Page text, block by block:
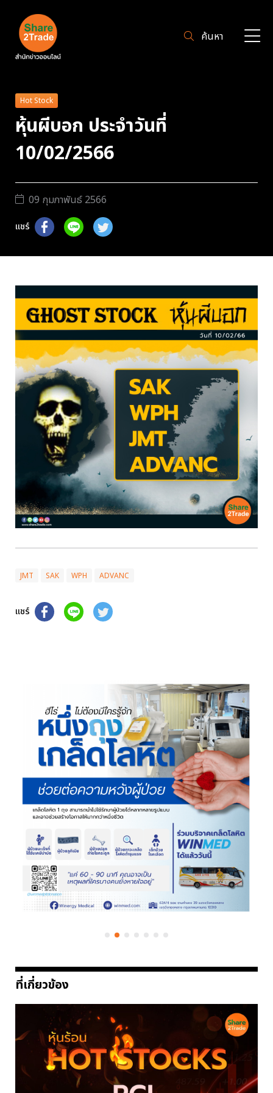
ค้นหา
Hot Stock
หุ้นผีบอก ประจำวันที่
10/02/2566
09 กุมภาพันธ์ 2566
แชร์
JMT SAK WPH ADVANC
แชร์
ที่เกี่ยวข้อง